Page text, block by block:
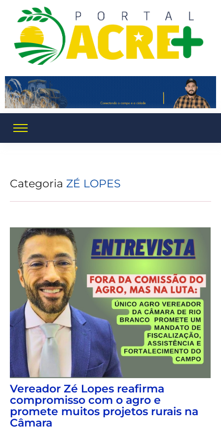
Categoria ZÉ LOPES
Vereador Zé Lopes reafirma
compromisso com o agro e
promete muitos projetos rurais na
Câmara